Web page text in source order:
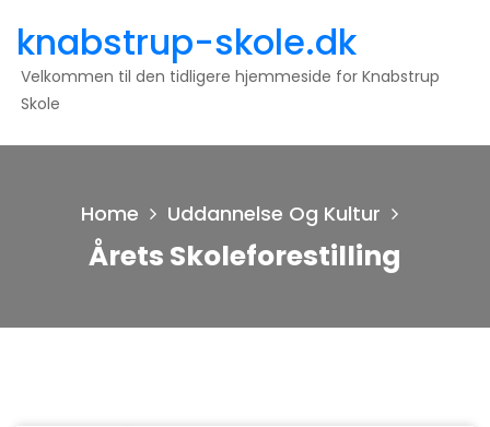
content
knabstrup-skole.dk
Velkommen til den tidligere hjemmeside for Knabstrup
Skole
Home Uddannelse Og Kultur
Årets Skoleforestilling